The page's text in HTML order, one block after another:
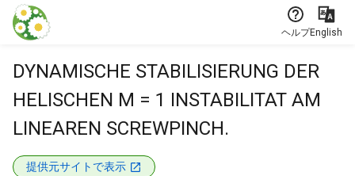
本文に飛ぶ
ヘルプEnglish
DYNAMISCHE STABILISIERUNG DER
HELISCHEN M = 1 INSTABILITAT AM
LINEAREN SCREWPINCH.
提供元サイトで表示